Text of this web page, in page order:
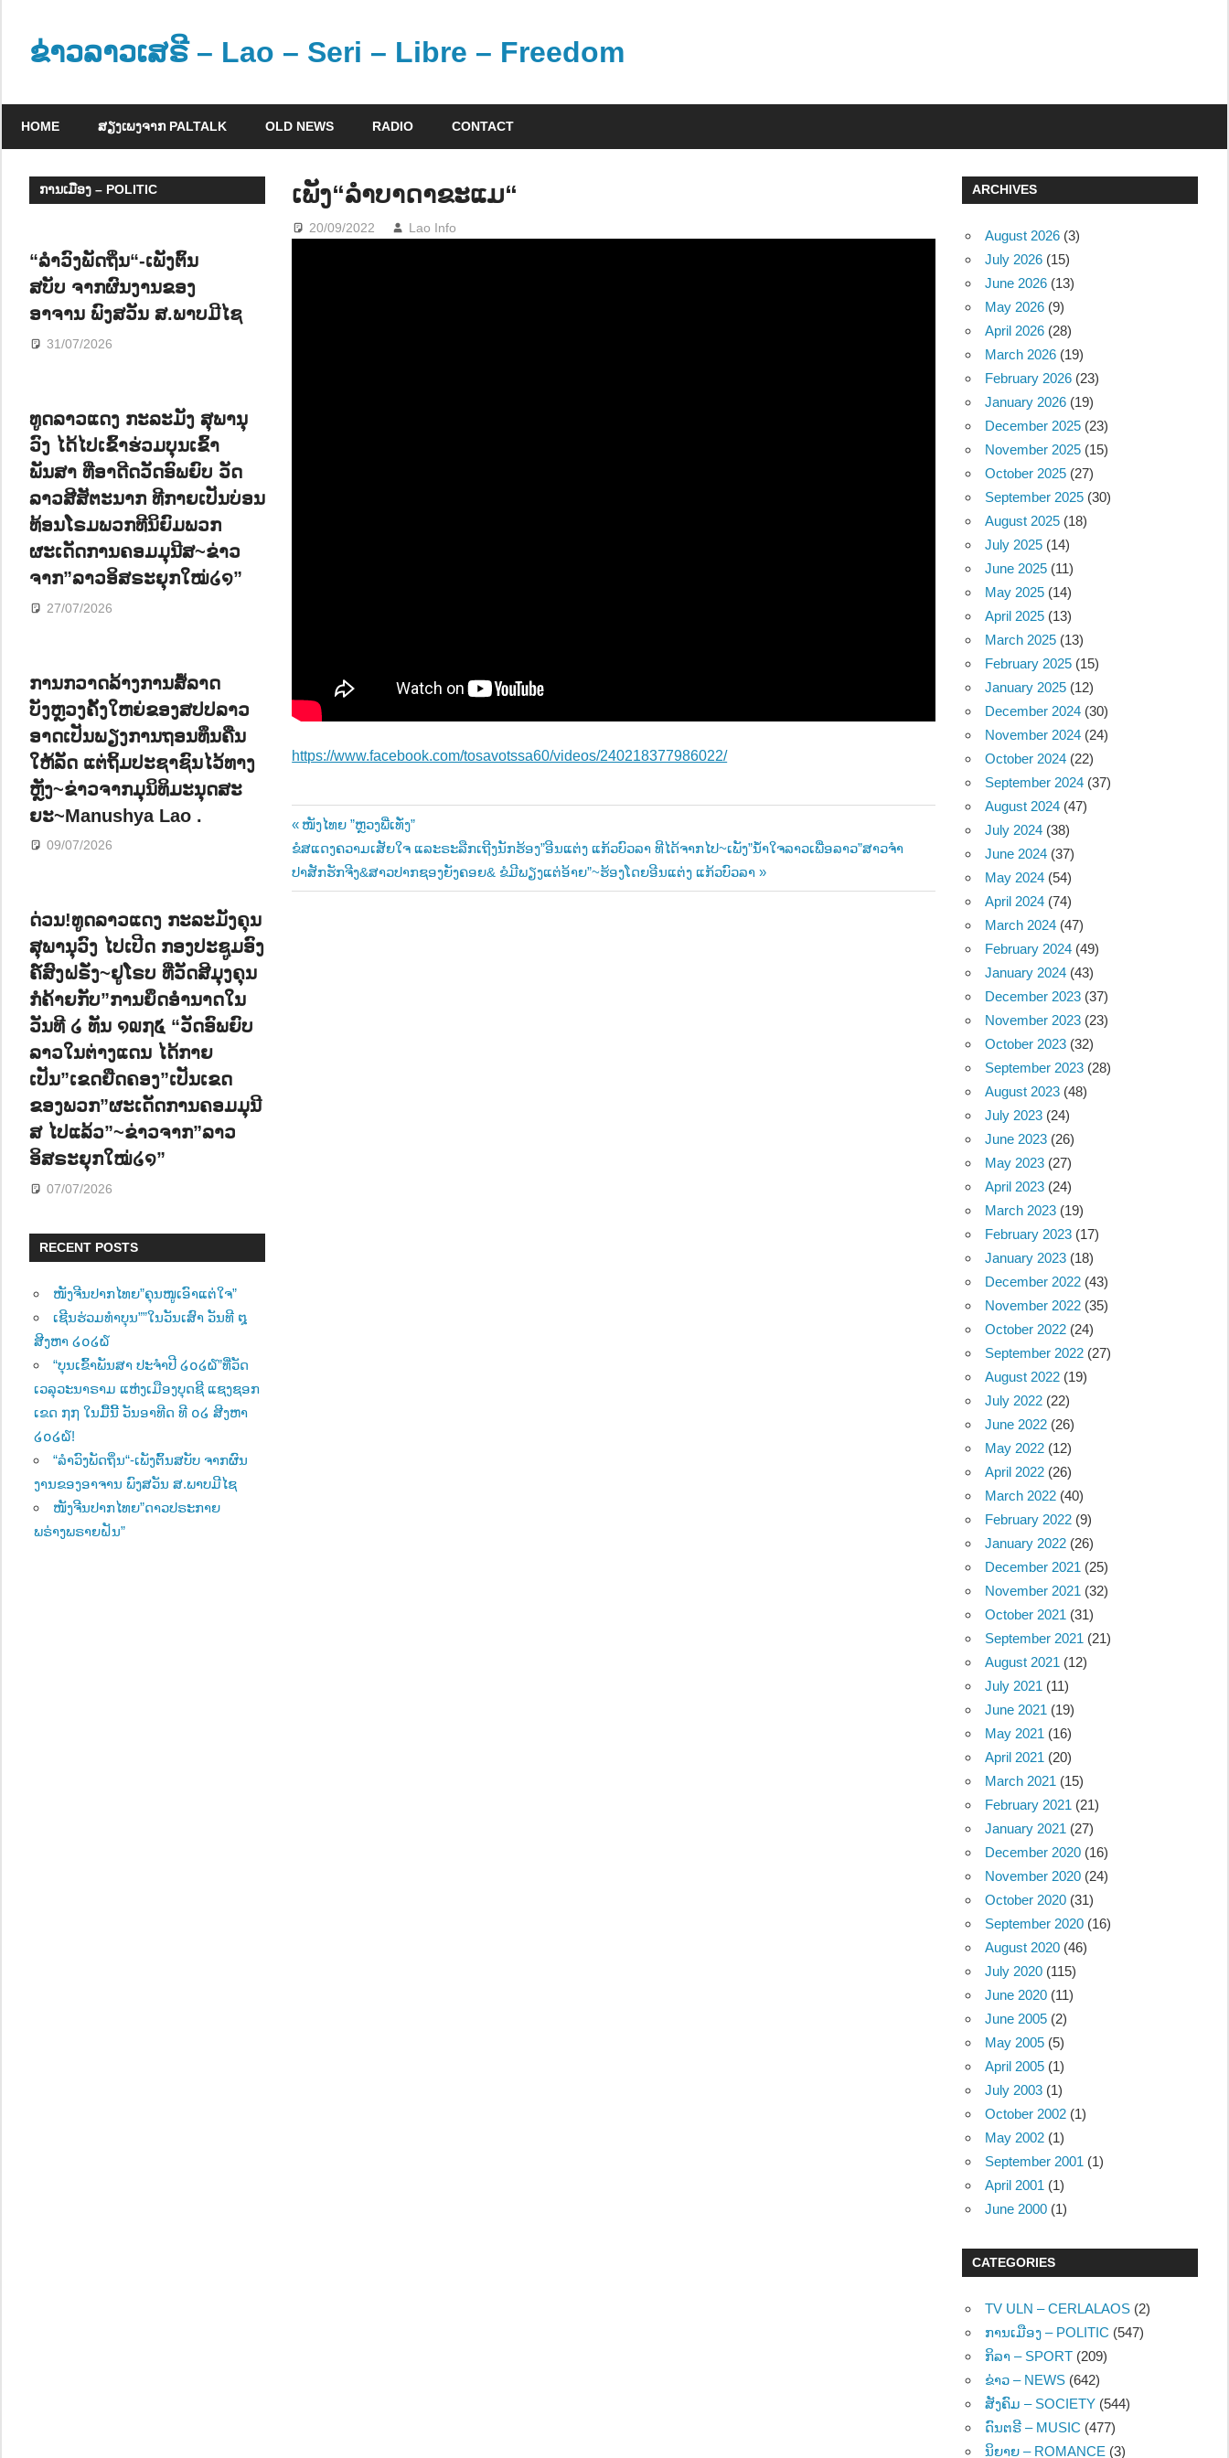
contentຂ່າວລາວເສຣີ – Lao – Seri – Libre – Freedom
ວ
ະ
ມູ
ນ
ວ
ນ
HOME ສຽງເພງຈາກ PALTALK OLD NEWS RADIO CONTACT
ເພັງ“ລຳບາດາຂະແມ“
20/09/2022 Lao Info
https://www.facebook.com/tosavotssa60/videos/240218377986022/
Post
navigation
Previous
Post:
ໜັງໄທຍ ”ຫຼວງພີ່ເທັ່ງ”
Next
Post:
ຂໍສແດງຄວາມເສັຍໃຈ ແລະຣະລືກເຖີງນັກຮ້ອງ”ອີນແຕ່ງ ແກ້ວບົວລາ ທີໄດ້ຈາກໄປ~ເພັງ”ນໍ້າໃຈລາວເພື່ອລາວ”ສາວຈຳ
ປາສັກຮັກຈີງ&ສາວປາກຊອງຍັງຄອຍ& ຂໍມີພຽງແຕ່ອ້າຍ”~ຮ້ອງໂດຍອີນແຕ່ງ ແກ້ວບົວລາ
ການເມືອງ – POLITIC
“ລຳວົງພັດຖິ່ນ“-ເພັງຕົ້ນ
ສບັບ ຈາກຜົນງານຂອງ
ອາຈານ ພົງສວັນ ສ.ພາບມີໄຊ
31/07/2026
ທູດລາວແດງ ກະລະມັງ ສຸພານຸ
ວົງ ໄດ້ໄປເຂົ້າຮ່ວມບຸນເຂົ້າ
ພັນສາ ທີ່ອາດີດວັດອົພຍົບ ວັດ
ລາວສີສັຕະນາກ ທີກາຍເປັນບ່ອນ
ທ້ອນໂຣມພວກທີນິຍົມພວກ
ຜະເດັດການຄອມມຸນີສ~ຂ່າວ
ຈາກ”ລາວອິສຣະຍຸກໃໝ່໒໑”
27/07/2026
ການກວາດລ້າງການສໍ້ລາດ
ບັງຫຼວງຄັ້ງໃຫຍ່ຂອງສປປລາວ
ອາດເປັນພຽງການຖອນທຶນຄືນ
ໃຫ້ລັດ ແຕ່ຖິ້ມປະຊາຊົນໄວ້ທາງ
ຫຼັງ~ຂ່າວຈາກມຸນິທິມະນຸດສະ
ຍະ~Manushya Lao .
09/07/2026
ດ່ວນ!ທູດລາວແດງ ກະລະມັງຄຸນ
ສຸພານຸວົງ ໄປເປີດ ກອງປະຊູມອົງ
ຄ໌ສົງຝຣັ່ງ~ຢູໂຣບ ທີ່ວັດສີມຸງຄຸນ
ກໍຄ້າຍກັບ”ການຍຶດອຳນາດໃນ
ວັນທີ ໒ ທັນ ໑໙໗໕ “ວັດອົພຍົບ
ລາວໃນຕ່າງແດນ ໄດ້ກາຍ
ເປັນ”ເຂດຍືດຄອງ”ເປັນເຂດ
ຂອງພວກ”ຜະເດັດການຄອມມຸນີ
ສ ໄປແລ້ວ”~ຂ່າວຈາກ”ລາວ
ອິສຣະຍຸກໃໝ່໒໑”
07/07/2026
RECENT POSTS
ໜັງຈີນປາກໄທຍ”ຄຸນໜູເອົາແຕ່ໃຈ”
ເຊີນຮ່ວມທຳບຸນ””ໃນວັນເສົາ ວັນທີ ໘
ສີງຫາ ໒໐໒໖
“ບຸນເຂົ້າພັນສາ ປະຈຳປີ ໒໐໒໖”ທີ່ວັດ
ເວລຸວະນາຣາມ ແຫ່ງເມືອງບຸດຊີ ແຊງຊອກ
ເຂດ ໗໗ ໃນມື້ນີ້ ວັນອາທີດ ທີ ໐໒ ສີງຫາ
໒໐໒໖!
“ລຳວົງພັດຖິ່ນ“-ເພັງຕົ້ນສບັບ ຈາກຜົນ
ງານຂອງອາຈານ ພົງສວັນ ສ.ພາບມີໄຊ
ໜັງຈີນປາກໄທຍ”ດາວປຣະກາຍ
ພຣ່າງພຣາຍຝັນ”
ARCHIVES
August 2026 (3)
July 2026 (15)
June 2026 (13)
May 2026 (9)
April 2026 (28)
March 2026 (19)
February 2026 (23)
January 2026 (19)
December 2025 (23)
November 2025 (15)
October 2025 (27)
September 2025 (30)
August 2025 (18)
July 2025 (14)
June 2025 (11)
May 2025 (14)
April 2025 (13)
March 2025 (13)
February 2025 (15)
January 2025 (12)
December 2024 (30)
November 2024 (24)
October 2024 (22)
September 2024 (37)
August 2024 (47)
July 2024 (38)
June 2024 (37)
May 2024 (54)
April 2024 (74)
March 2024 (47)
February 2024 (49)
January 2024 (43)
December 2023 (37)
November 2023 (23)
October 2023 (32)
September 2023 (28)
August 2023 (48)
July 2023 (24)
June 2023 (26)
May 2023 (27)
April 2023 (24)
March 2023 (19)
February 2023 (17)
January 2023 (18)
December 2022 (43)
November 2022 (35)
October 2022 (24)
September 2022 (27)
August 2022 (19)
July 2022 (22)
June 2022 (26)
May 2022 (12)
April 2022 (26)
March 2022 (40)
February 2022 (9)
January 2022 (26)
December 2021 (25)
November 2021 (32)
October 2021 (31)
September 2021 (21)
August 2021 (12)
July 2021 (11)
June 2021 (19)
May 2021 (16)
April 2021 (20)
March 2021 (15)
February 2021 (21)
January 2021 (27)
December 2020 (16)
November 2020 (24)
October 2020 (31)
September 2020 (16)
August 2020 (46)
July 2020 (115)
June 2020 (11)
June 2005 (2)
May 2005 (5)
April 2005 (1)
July 2003 (1)
October 2002 (1)
May 2002 (1)
September 2001 (1)
April 2001 (1)
June 2000 (1)
CATEGORIES
TV ULN – CERLALAOS (2)
ການເມືອງ – POLITIC (547)
ກິລາ – SPORT (209)
ຂ່າວ – NEWS (642)
ສັງຄົມ – SOCIETY (544)
ດົນຕຣີ – MUSIC (477)
ນິຍາຍ – ROMANCE (3)